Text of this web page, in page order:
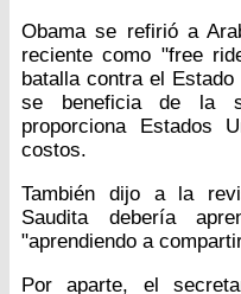
Obama se refirió a
reciente como "free
batalla contra el
se beneficia de la
proporciona Estados
costos.
También dijo a la
Saudita debería
"aprendiendo a
Por aparte, el